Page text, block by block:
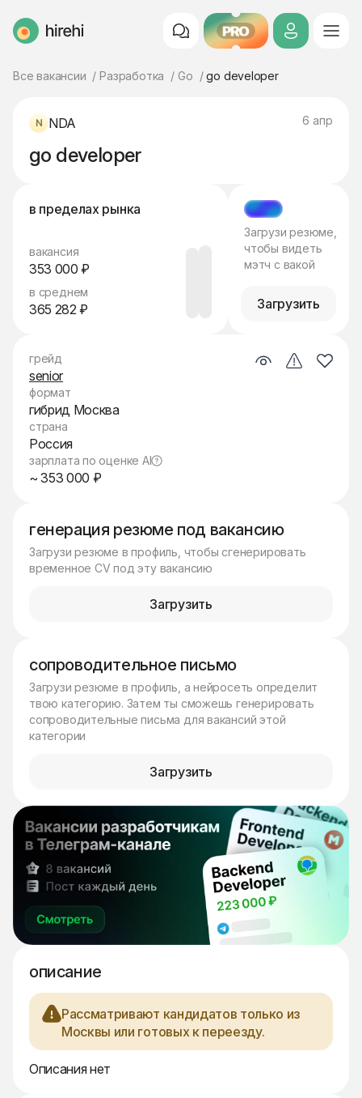
HireHi PRO
Все вакансии Разработка Go go developer
NDA 6 апр
go developer
в пределах рынка
вакансия
353 000 ₽
в среднем
365 282 ₽
МЭТЧ
Загрузи резюме,
чтобы видеть
мэтч с вакой
Загрузить
генерация резюме под вакансию
Загрузи резюме в профиль, чтобы сгенерировать
временное CV под эту вакансию
Загрузить
сопроводительное письмо
Загрузи резюме в профиль, а нейросеть определит
твою категорию. Затем ты сможешь генерировать
сопроводительные письма для вакансий этой
категории
Загрузить
описание
Рассматривают кандидатов только из
Москвы или готовых к переезду.
Описания нет
грейд
senior
формат
гибрид Москва
страна
Россия
зарплата по оценке AI
~ 353 000 ₽